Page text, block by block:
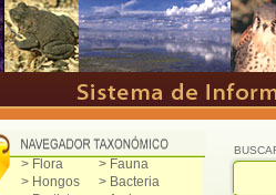
> Flora
> Fauna
> Hongos
> Bacteria